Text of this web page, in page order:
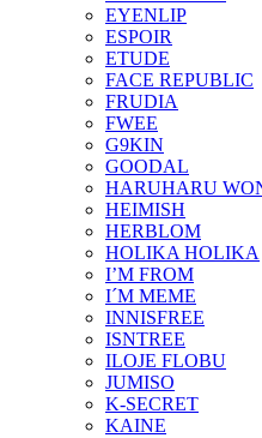
EYENLIP
ESPOIR
ETUDE
FACE REPUBLIC
FRUDIA
FWEE
G9KIN
GOODAL
HARUHARU
HEIMISH
HERBLOM
HOLIKA HOLIKA
I’M FROM
I´M MEME
INNISFREE
ISNTREE
ILOJE FLOBU
JUMISO
K-SECRET
KAINE